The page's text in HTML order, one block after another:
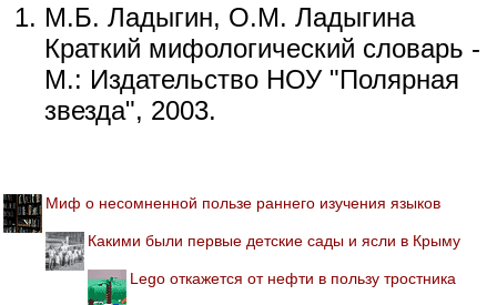
М.Б. Ладыгин, О.М. Ладыгина
Краткий мифологический словарь -
М.: Издательство НОУ "Полярная
звезда", 2003.
Миф о несомненной пользе раннего изучения языков
Какими были первые детские сады и ясли в Крыму
Lego откажется от нефти в пользу тростника